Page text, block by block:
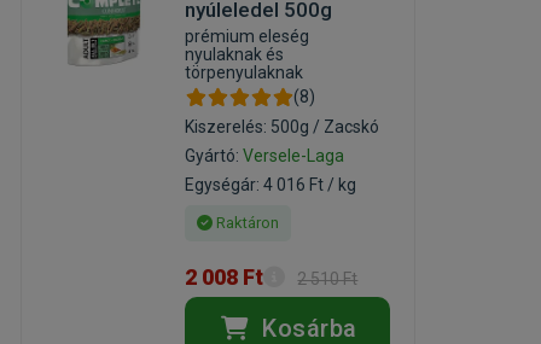
nyúleledel 500g
prémium eleség
nyulaknak és
törpenyulaknak
(8)
Kiszerelés: 500g / Zacskó
Gyártó:Versele-Laga
Egységár: 4 016 Ft / kg
Raktáron
2 008 Ft 2 510 Ft
Kosárba